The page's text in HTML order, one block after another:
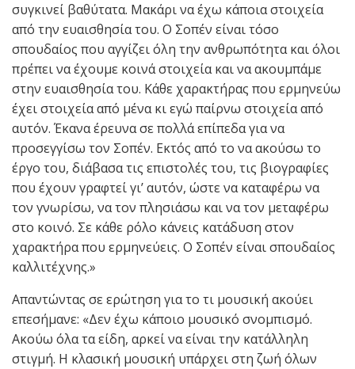
συγκινεί βαθύτατα. Μακάρι να έχω κάποια στοιχεία
από την ευαισθησία του. Ο Σοπέν είναι τόσο
σπουδαίος που αγγίζει όλη την ανθρωπότητα και όλοι
πρέπει να έχουμε κοινά στοιχεία και να ακουμπάμε
στην ευαισθησία του. Κάθε χαρακτήρας που ερμηνεύω
έχει στοιχεία από μένα κι εγώ παίρνω στοιχεία από
αυτόν. Έκανα έρευνα σε πολλά επίπεδα για να
προσεγγίσω τον Σοπέν. Εκτός από το να ακούσω το
έργο του, διάβασα τις επιστολές του, τις βιογραφίες
που έχουν γραφτεί γι’ αυτόν, ώστε να καταφέρω να
τον γνωρίσω, να τον πλησιάσω και να τον μεταφέρω
στο κοινό. Σε κάθε ρόλο κάνεις κατάδυση στον
χαρακτήρα που ερμηνεύεις. Ο Σοπέν είναι σπουδαίος
καλλιτέχνης.»
Απαντώντας σε ερώτηση για το τι μουσική ακούει
επεσήμανε: «Δεν έχω κάποιο μουσικό σνομπισμό.
Ακούω όλα τα είδη, αρκεί να είναι την κατάλληλη
στιγμή. Η κλασική μουσική υπάρχει στη ζωή όλων